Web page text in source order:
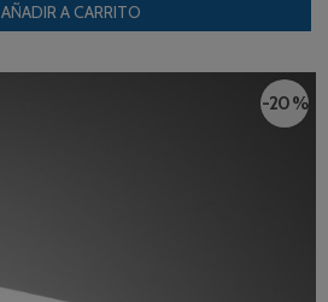
AÑADIR A CARRITO
-20 %